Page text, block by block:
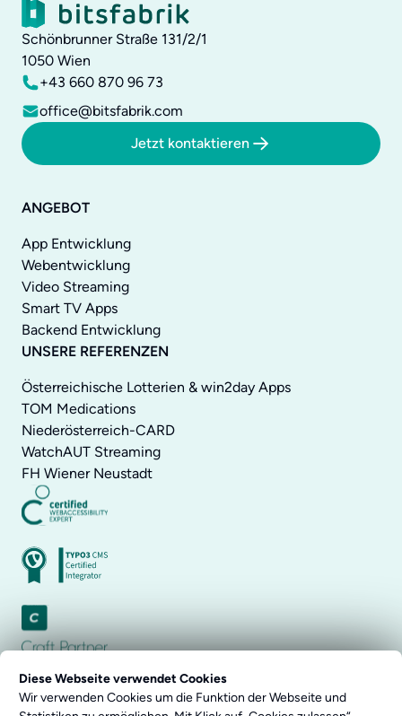
Schönbrunner Straße 131/2/1
1050 Wien
+43 660 870 96 73
office@bitsfabrik.com
Jetzt kontaktieren
ANGEBOT
App Entwicklung
Webentwicklung
Video Streaming
Smart TV Apps
Backend Entwicklung
UNSERE REFERENZEN
Österreichische Lotterien & win2day Apps
TOM Medications
Niederösterreich-CARD
WatchAUT Streaming
FH Wiener Neustadt
Diese Webseite verwendet Cookies
Wir verwenden Cookies um die Funktion der Webseite und